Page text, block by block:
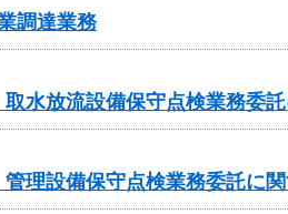
調達業務
水放流設備保守点検業務委
理設備保守点検業務委託に